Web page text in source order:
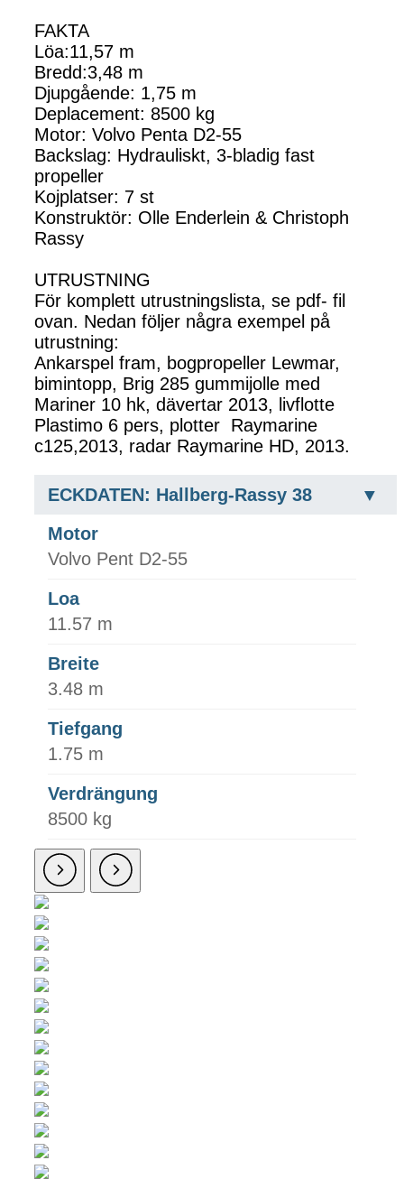
FAKTA
Löa:11,57 m
Bredd:3,48 m
Djupgående: 1,75 m
Deplacement: 8500 kg
Motor: Volvo Penta D2-55
Backslag: Hydrauliskt, 3-bladig fast
propeller
Kojplatser: 7 st
Konstruktör: Olle Enderlein & Christoph
Rassy
UTRUSTNING
För komplett utrustningslista, se pdf- fil
ovan. Nedan följer några exempel på
utrustning:
Ankarspel fram, bogpropeller Lewmar,
bimintopp, Brig 285 gummijolle med
Mariner 10 hk, dävertar 2013, livflotte
Plastimo 6 pers, plotter Raymarine
c125,2013, radar Raymarine HD, 2013.
ECKDATEN: Hallberg-Rassy 38
Motor
Volvo Pent D2-55
Loa
11.57 m
Breite
3.48 m
Tiefgang
1.75 m
Verdrängung
8500 kg